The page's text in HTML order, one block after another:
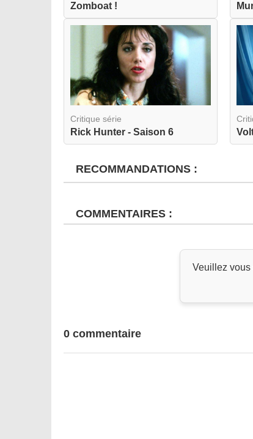
Zomboat !
Critique série
Rick Hunter - Saison 6
RECOMMANDATIONS :
COMMENTAIRES :
Veuillez vous
0 commentaire